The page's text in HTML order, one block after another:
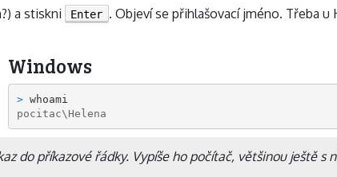
a stiskni Enter . Objeví se přihlašovací jméno. Třeba u
Windows
>
pocitac\Helena
do příkazové řádky. Vypíše ho počítač, většinou ještě s